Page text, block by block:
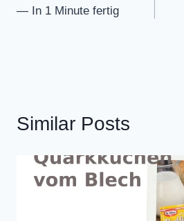
— In 1 Minute fertig
Similar Posts